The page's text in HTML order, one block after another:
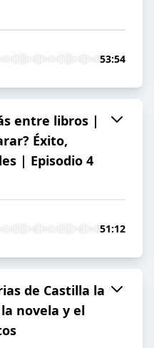
53:54
entre libros |
Éxito,
| Episodio 4
51:12
de Castilla la
novela y el